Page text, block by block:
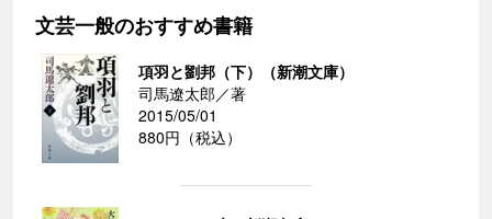
文芸一般のおすすめ書籍
項羽と劉邦（下）（新潮文庫）
司馬遼太郎／著
2015/05/01
880円（税込）